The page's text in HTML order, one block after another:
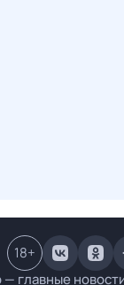
главные
18+